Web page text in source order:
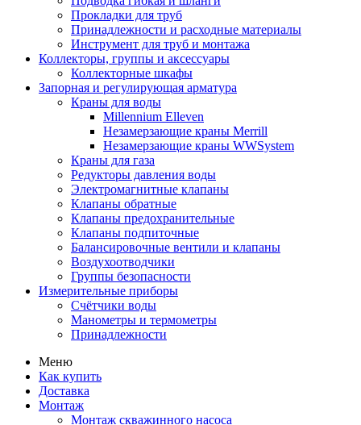
Прокладки для труб
Принадлежности и расходные материалы
Инструмент для труб и монтажа
Коллекторы, группы и аксессуары
Коллекторные шкафы
Запорная и регулирующая арматура
Краны для воды
Millennium Elleven
Незамерзающие краны Merrill
Незамерзающие краны WWSystem
Краны для газа
Редукторы давления воды
Электромагнитные клапаны
Клапаны обратные
Клапаны предохранительные
Клапаны подпиточные
Балансировочные вентили и клапаны
Воздухоотводчики
Группы безопасности
Измерительные приборы
Счётчики воды
Манометры и термометры
Принадлежности
Меню
Как купить
Доставка
Монтаж
Монтаж скважинного насоса